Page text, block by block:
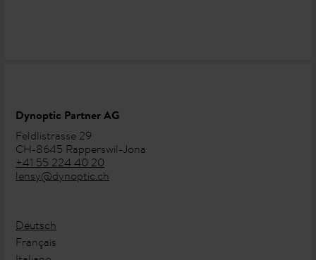
Dynoptic Partner AG
Feldlistrasse 29
CH-8645 Rapperswil-Jona
+41 55 224 40 20
lensy@dynoptic.ch
Deutsch
Français